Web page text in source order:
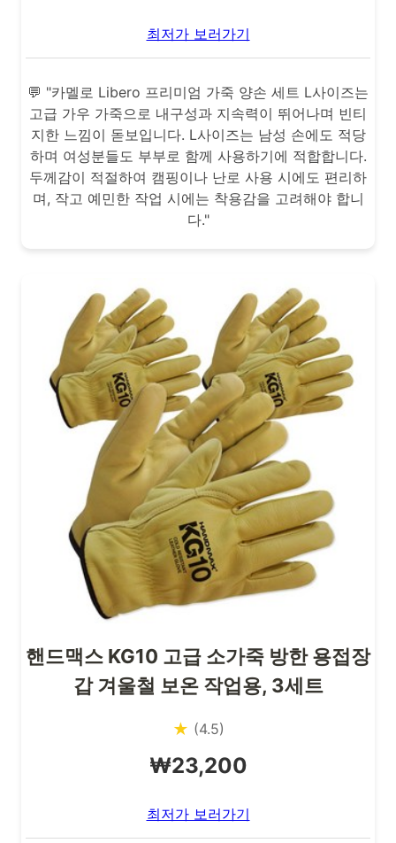
최저가 보러가기
💬 "카멜로 Libero 프리미엄 가죽 양손 세트 L사이즈는
고급 가우 가죽으로 내구성과 지속력이 뛰어나며 빈티
지한 느낌이 돋보입니다. L사이즈는 남성 손에도 적당
하며 여성분들도 부부로 함께 사용하기에 적합합니다.
두께감이 적절하여 캠핑이나 난로 사용 시에도 편리하
며, 작고 예민한 작업 시에는 착용감을 고려해야 합니
다."
핸드맥스 KG10 고급 소가죽 방한 용접장
갑 겨울철 보온 작업용, 3세트
★ (4.5)
₩23,200
최저가 보러가기